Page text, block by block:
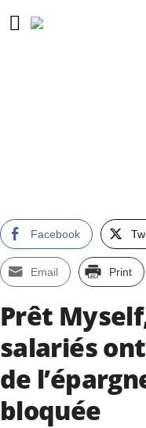
Facebook
Email Print
Prêt
salariés
de
bloquée